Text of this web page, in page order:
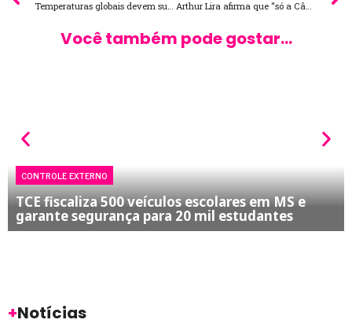
Você também pode gostar...
CONTROLE EXTERNO
TCE fiscaliza 500 veículos escolares em MS e
garante segurança para 20 mil estudantes
+Notícias